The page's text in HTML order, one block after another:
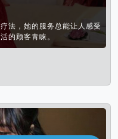
法，她的服务总能让人感受
的顾客青睐。